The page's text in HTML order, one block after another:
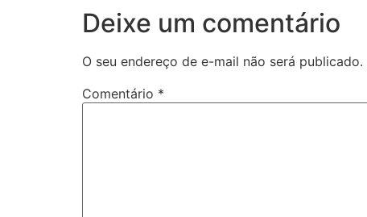
Deixe um comentário
O seu endereço de e-mail não será publicado.
Comentário *